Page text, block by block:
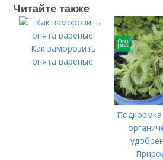
Читайте также
Как заморозить
опята вареные.